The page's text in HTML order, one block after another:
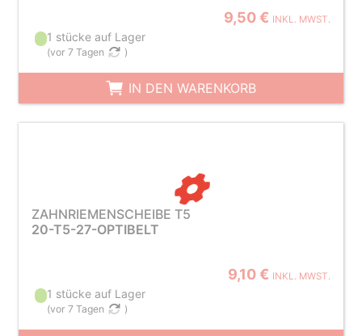
9,50 € INKL. MWST.
1 stücke auf Lager
(vor 7 Tagen )
IN DEN WARENKORB
ZAHNRIEMENSCHEIBE T5
20-T5-27-OPTIBELT
9,10 € INKL. MWST.
1 stücke auf Lager
(vor 7 Tagen )